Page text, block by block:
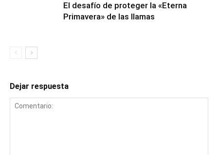
El desafío de proteger la «Eterna
Primavera» de las llamas
Dejar respuesta